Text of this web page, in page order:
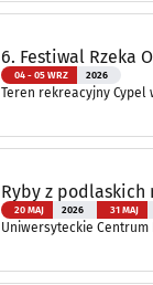
6. Festiwal Rzeka
04 - 05 WRZ 2026
Teren rekreacyjny Cypel
Ryby z podlaskich
20 MAJ 2026 31 MAJ
Uniwersyteckie Centrum